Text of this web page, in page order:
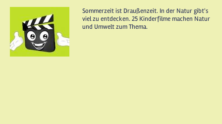
Sommerzeit ist Draußenzeit. In der Natur gibt's
viel zu entdecken. 25 Kinderfilme machen Natur
und Umwelt zum Thema.